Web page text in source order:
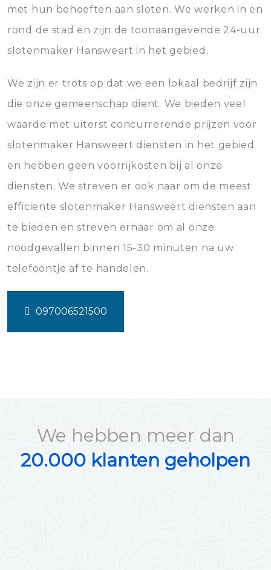
met hun behoeften aan sloten. We werken in en
rond de stad en zijn de toonaangevende 24-uur
slotenmaker Hansweert in het gebied.
We zijn er trots op dat we een lokaal bedrijf zijn
die onze gemeenschap dient. We bieden veel
waarde met uiterst concurrerende prijzen voor
slotenmaker Hansweert diensten in het gebied
en hebben geen voorrijkosten bij al onze
diensten. We streven er ook naar om de meest
efficiënte slotenmaker Hansweert diensten aan
te bieden en streven ernaar om al onze
noodgevallen binnen 15-30 minuten na uw
telefoontje af te handelen.
097006521500
We hebben meer dan
20.000 klanten geholpen